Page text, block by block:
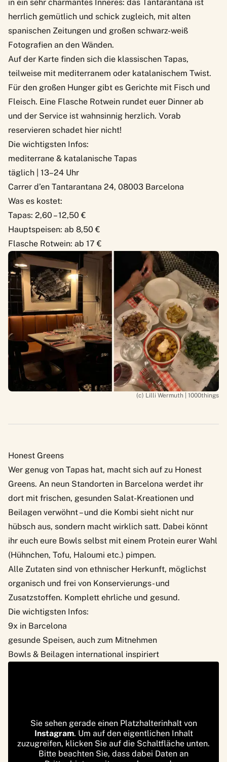
in ein sehr charmantes Inneres: das Tantarantana ist
herrlich gemütlich und schick zugleich, mit alten
spanischen Zeitungen und großen schwarz-weiß
Fotografien an den Wänden.
Auf der Karte finden sich die klassischen Tapas,
teilweise mit mediterranem oder katalanischem Twist.
Für den großen Hunger gibt es Gerichte mit Fisch und
Fleisch. Eine Flasche Rotwein rundet euer Dinner ab
und der Service ist wahnsinnig herzlich. Vorab
reservieren schadet hier nicht!
Die wichtigsten Infos:
mediterrane & katalanische Tapas
täglich | 13–24 Uhr
Carrer d’en Tantarantana 24, 08003 Barcelona
Was es kostet:
Tapas: 2,60 – 12,50 €
Hauptspeisen: ab 8,50 €
Flasche Rotwein: ab 17 €
(c) Lilli Wermuth | 1000things
Honest Greens
Wer genug von Tapas hat, macht sich auf zu Honest
Greens. An neun Standorten in Barcelona werdet ihr
dort mit frischen, gesunden Salat-Kreationen und
Beilagen verwöhnt – und die Kombi sieht nicht nur
hübsch aus, sondern macht wirklich satt. Dabei könnt
ihr euch eure Bowls selbst mit einem Protein eurer Wahl
(Hühnchen, Tofu, Haloumi etc.) pimpen.
Alle Zutaten sind von ethnischer Herkunft, möglichst
organisch und frei von Konservierungs- und
Zusatzstoffen. Komplett ehrliche und gesund.
Die wichtigsten Infos:
9x in Barcelona
gesunde Speisen, auch zum Mitnehmen
Bowls & Beilagen international inspiriert
Sie sehen gerade einen Platzhalterinhalt von
Instagram. Um auf den eigentlichen Inhalt
zuzugreifen, klicken Sie auf die Schaltfläche unten.
Bitte beachten Sie, dass dabei Daten an